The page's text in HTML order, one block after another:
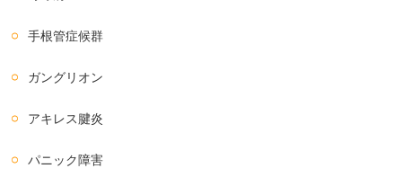
手根管症候群
ガングリオン
アキレス腱炎
パニック障害